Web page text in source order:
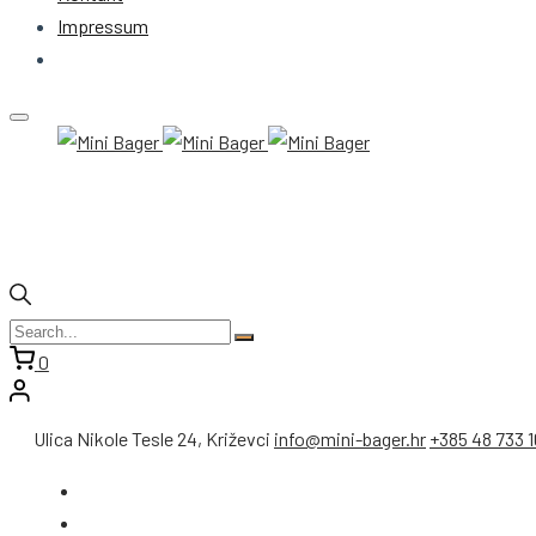
Impressum
0
Ulica Nikole Tesle 24, Križevci info@mini-bager.hr +385 48 733